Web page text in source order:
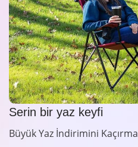
Serin bir yaz keyfi
Büyük Yaz İndirimini Kaçırma